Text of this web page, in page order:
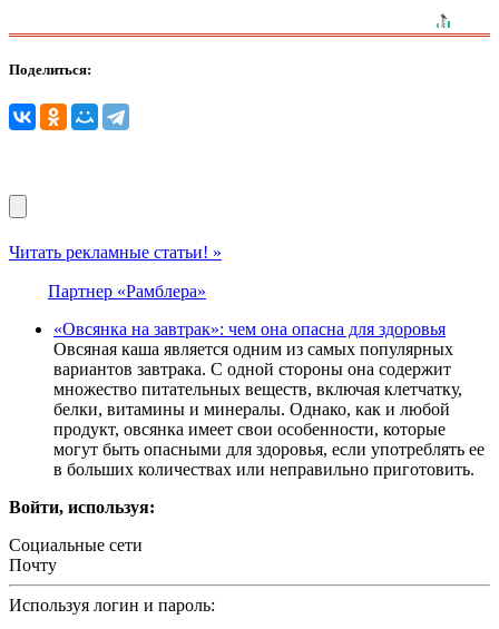
Поделиться:
Читать рекламные статьи! »
Партнер «Рамблера»
«Овсянка на завтрак»: чем она опасна для здоровья
Овсяная каша является одним из самых популярных
вариантов завтрака. С одной стороны она содержит
множество питательных веществ, включая клетчатку,
белки, витамины и минералы. Однако, как и любой
продукт, овсянка имеет свои особенности, которые
могут быть опасными для здоровья, если употреблять ее
в больших количествах или неправильно приготовить.
Войти, используя:
Социальные сети
Почту
Используя логин и пароль: